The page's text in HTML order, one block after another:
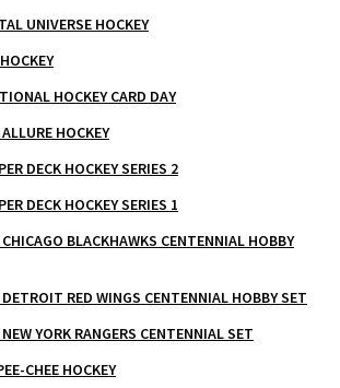
UNIVERSE HOCKEY
HOCKEY CARD DAY
HOCKEY
DECK HOCKEY SERIES 2
DECK HOCKEY SERIES 1
BLACKHAWKS CENTENNIAL HOBBY
RED WINGS CENTENNIAL HOBBY SET
YORK RANGERS CENTENNIAL SET
CHEE HOCKEY